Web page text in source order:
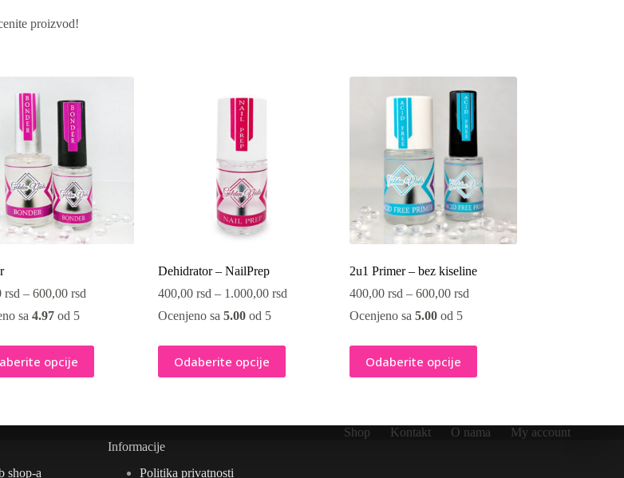
proizvod!
rsd – 600,00 rsd
sa 4.97od 5
opcije
Dehidrator – NailPrep
400,00 rsd – 1.000,00 rsd
Ocenjeno sa 5.00od 5
Odaberite opcije
Ovaj
proizvod
ima
Opcije
biti
izabrane
2u1 Primer – bez kiseline
400,00 rsd – 600,00 rsd
Ocenjeno sa 5.00od 5
Odaberite opcije
Ovaj
proizvod
ima
Opcije
mogu
Shop Kontakt O nama
My account
shop-a
Informacije
Politika privatnosti